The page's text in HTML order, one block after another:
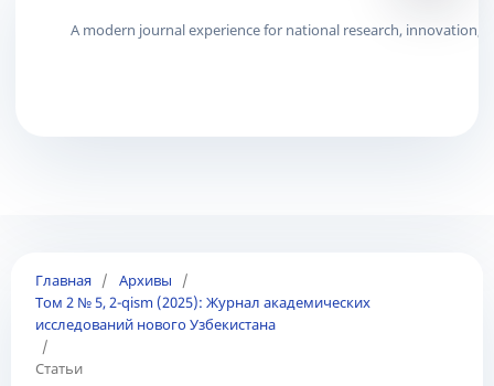
Главная / Архивы
/
Том 2 № 5, 2-qism (2025): Журнал академических
исследований нового Узбекистана
/
Статьи